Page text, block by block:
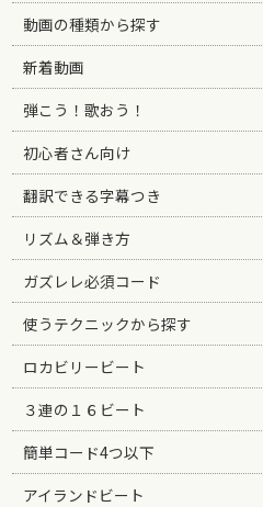
動画の種類から探す
新着動画
弾こう！歌おう！
初心者さん向け
翻訳できる字幕つき
リズム＆弾き方
ガズレレ必須コード
使うテクニックから探す
ロカビリービート
３連の１６ビート
簡単コード4つ以下
アイランドビート